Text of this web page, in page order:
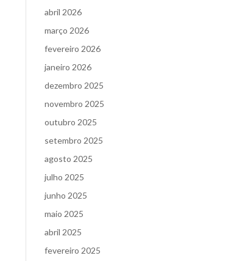
abril 2026
março 2026
fevereiro 2026
janeiro 2026
dezembro 2025
novembro 2025
outubro 2025
setembro 2025
agosto 2025
julho 2025
junho 2025
maio 2025
abril 2025
fevereiro 2025